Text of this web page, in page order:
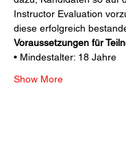
Instructor Evaluation
diese erfolgreich
Voraussetzungen für
• Mindestalter: 18 Jahre
Show More